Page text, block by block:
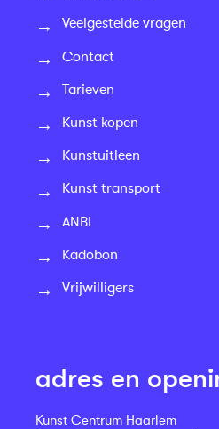
Veelgestelde vragen
Contact
Tarieven
Kunst kopen
Kunstuitleen
Kunst transport
ANBI
Kadobon
Vrijwilligers
adres en
Kunst Centrum Haarlem